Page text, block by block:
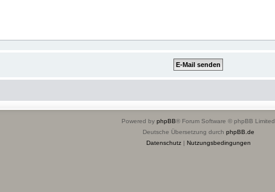
Powered by phpBB® Forum Software © phpBB Limited
Deutsche Übersetzung durch phpBB.de
Datenschutz| Nutzungsbedingungen